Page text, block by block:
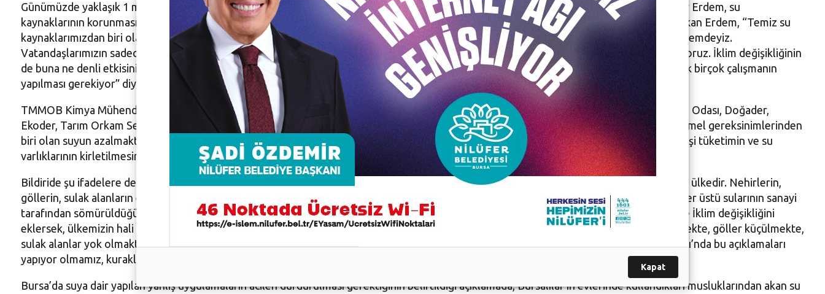
Günümüzde yaklaşık 1 milyar 600 milyon insanın temiz suya ulaşmasında ciddi sorunlar yaşadığını belirten Nilüfer Belediye Başkanı Turgay Erdem, su
kaynaklarının korunması, tarımda vahşi sulamanın önüne geçilmesi ve sanayide kontrollü kullanımın yapılması gerektiğine dikkat çekti. Başkan Erdem, “Temiz su
kaynaklarımızdan biri olan Nilüfer Barajı, risk altında. Sanayi ve tarım alanında suyun kontrollü kullanımının çok daha önemli olduğu bir dönemdeyiz.
Vatandaşlarımızın sadece musluktan akan suyun kontrolünü sağlaması yetmez, birçok alanda yapmamız gereken çalışmalar olduğunu biliyoruz. İklim değişikliğinin
de buna ne denli etkisinin olduğu ortada. İklim krizinin dünyaya ve suya olan etkisinin hatırlatılması, karbon salınımının azaltılmasına yönelik birçok çalışmanın
yapılması gerekiyor” diye konuştu.
TMMOB Kimya Mühendisleri Odası Başkanı Erkan Tekin Mutlu da, TMMOB Bursa İl Koordinasyon Kurulu, Bursa Barosu, TTB Bursa, Tabip Odası, Doğader,
Ekoder, Tarım Orkam Sen ve Türkiye Ormancılar Derneği’nin ortak bildirisini okudu. Canlı yaşamının odak merkezi, doğa ve insanlığın en temel gereksinimlerinden
biri olan suyun azalmakta olduğu ve sağlıklı suya erişimin her geçen gün daha da zorlaştığının vurgulandığı bildiride, iklim değişikliğinin, vahşi tüketimin ve su
varlıklarının kirletilmesinin aynı şekilde devam etmesi halinde, yakın gelecekte Türkiye’nin su fakiri bir ülke geleceğine dikkat çekildi.
Bildiride şu ifadelere de yer verildi: “Türkiye, tatlı su zengini bir ülke değildir. Kişi başına ortalama bin 500 metreküp ile su azlığı yaşayan bir ülkedir. Nehirlerin,
göllerin, sulak alanların endüstriyel, evsel, tarımsal atıklarla kirletildiği, HES’lerce doğadan koparıldığı, kurutularak yok edildiği, yeraltı ve yer üstü sularının sanayi
tarafından sömürüldüğü, deşarj ya da derin deşarjlarla kirletildiği hatta bir çok firma tarafından ticarileştirilerek satıldığı gerçeklerine bir de İklim değişikliğini
eklersek, ülkemizin hali hiç de iç açıcı değildir. Su kıtlığının işaretlerini her yerde görmek mümkündür. Yeraltı sularının seviyeleri hızla düşmekte, göller küçülmekte,
sulak alanlar yok olmaktadır. Bugün burada, yani su seviyesinin tehlike boyutunun da aşağısında olan barajlarımızdan biri olan Nilüfer Barajı’nda bu açıklamaları
yapıyor olmamız, kuraklığın fıtrat ya da kader olmadığını, doğal bir süreç olmadığını vurgulamak içindir.”
Bursa’da suya dair yapılan yanlış uygulamaların acilen durdurulması gerektiğinin belirtildiği açıklamada, Bursalılar’ın evlerinde kullandıkları musluklarından akan su
Kapat